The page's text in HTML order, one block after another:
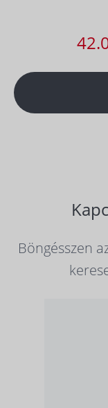
Böngésszen